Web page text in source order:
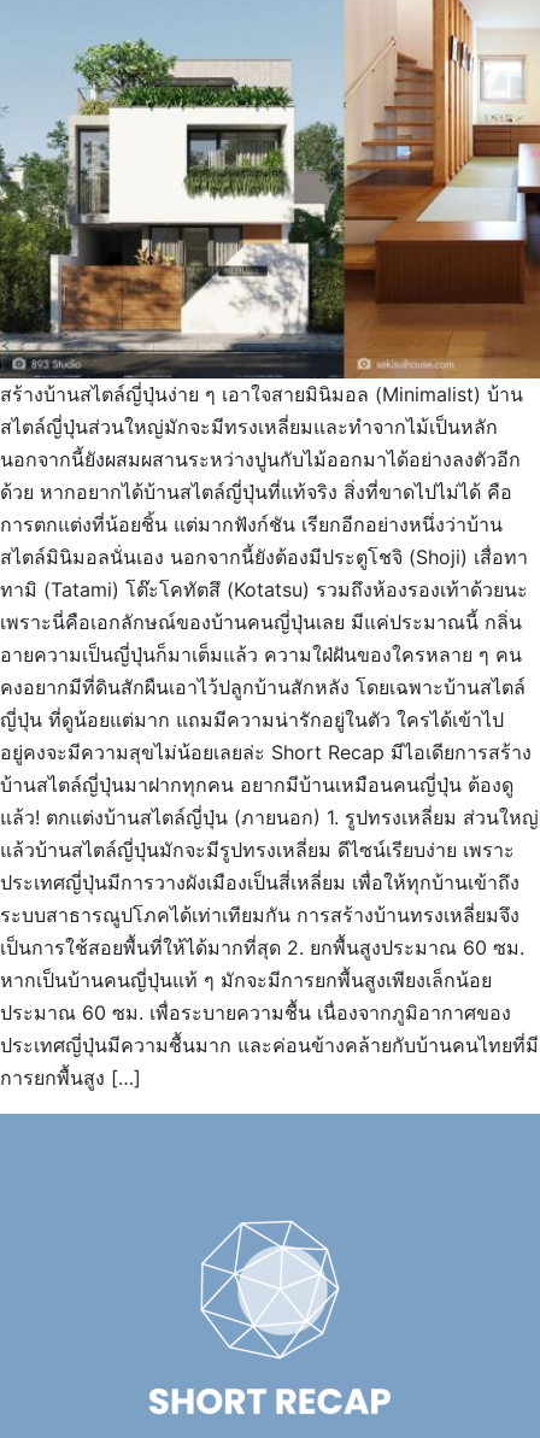
สร้างบ้านสไตล์ญี่ปุ่นง่าย ๆ เอาใจสายมินิมอล (Minimalist) บ้าน
สไตล์ญี่ปุ่นส่วนใหญ่มักจะมีทรงเหลี่ยมและทำจากไม้เป็นหลัก
นอกจากนี้ยังผสมผสานระหว่างปูนกับไม้ออกมาได้อย่างลงตัวอีก
ด้วย หากอยากได้บ้านสไตล์ญี่ปุ่นที่แท้จริง สิ่งที่ขาดไปไม่ได้ คือ
การตกแต่งที่น้อยชิ้น แต่มากฟังก์ชัน เรียกอีกอย่างหนึ่งว่าบ้าน
สไตล์มินิมอลนั่นเอง นอกจากนี้ยังต้องมีประตูโชจิ (Shoji) เสื่อทา
ทามิ (Tatami) โต๊ะโคทัตสึ (Kotatsu) รวมถึงห้องรองเท้าด้วยนะ
เพราะนี่คือเอกลักษณ์ของบ้านคนญี่ปุ่นเลย มีแค่ประมาณนี้ กลิ่น
อายความเป็นญี่ปุ่นก็มาเต็มแล้ว ความใฝ่ฝันของใครหลาย ๆ คน
คงอยากมีที่ดินสักผืนเอาไว้ปลูกบ้านสักหลัง โดยเฉพาะบ้านสไตล์
ญี่ปุ่น ที่ดูน้อยแต่มาก แถมมีความน่ารักอยู่ในตัว ใครได้เข้าไป
อยู่คงจะมีความสุขไม่น้อยเลยล่ะ Short Recap มีไอเดียการสร้าง
บ้านสไตล์ญี่ปุ่นมาฝากทุกคน อยากมีบ้านเหมือนคนญี่ปุ่น ต้องดู
แล้ว! ตกแต่งบ้านสไตล์ญี่ปุ่น (ภายนอก) 1. รูปทรงเหลี่ยม ส่วนใหญ่
แล้วบ้านสไตล์ญี่ปุ่นมักจะมีรูปทรงเหลี่ยม ดีไซน์เรียบง่าย เพราะ
ประเทศญี่ปุ่นมีการวางผังเมืองเป็นสี่เหลี่ยม เพื่อให้ทุกบ้านเข้าถึง
ระบบสาธารณูปโภคได้เท่าเทียมกัน การสร้างบ้านทรงเหลี่ยมจึง
เป็นการใช้สอยพื้นที่ให้ได้มากที่สุด 2. ยกพื้นสูงประมาณ 60 ซม.
หากเป็นบ้านคนญี่ปุ่นแท้ ๆ มักจะมีการยกพื้นสูงเพียงเล็กน้อย
ประมาณ 60 ซม. เพื่อระบายความชื้น เนื่องจากภูมิอากาศของ
ประเทศญี่ปุ่นมีความชื้นมาก และค่อนข้างคล้ายกับบ้านคนไทยที่มี
การยกพื้นสูง […]